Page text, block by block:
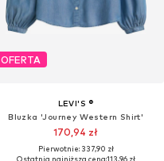
OFERTA
LEVI'S ®
Bluzka 'Journey Western Shirt'
170,94 zł
Pierwotnie: 337,90 zł